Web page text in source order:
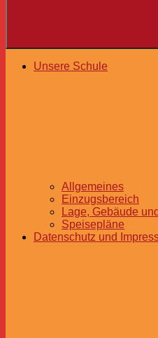
Unsere Schule
Allgemeines
Einzugsbereich
Lage, Gebäude
Speisepläne
Datenschutz und